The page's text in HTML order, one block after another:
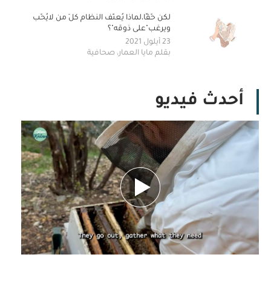
لكن حّقًا،لماذا يُعنّف النظام كلَ من لايُحّب
ويرغب"على ذوقه"؟
23 أيلول 2021
بقلم مايا العمار، صحافية
أحدث فيديو